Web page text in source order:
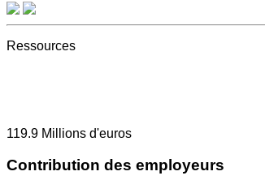
Ressources
119.9 Millions d'euros
Contribution des employeurs